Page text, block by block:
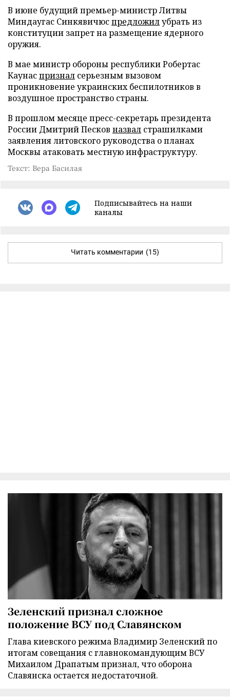
В июне будущий премьер-министр Литвы
Миндаугас Синкявичюспредложилубрать из
конституции запрет на размещение ядерного
оружия.
В мае министр обороны республики Робертас
Каунаспризнал серьезным вызовом
проникновение украинских беспилотников в
воздушное пространство страны.
В прошлом месяце пресс-секретарь президента
России Дмитрий Песков назвал страшилками
заявления литовского руководства о планах
Москвы атаковать местную инфраструктуру.
Текст: Вера Басилая
Подписывайтесь на наши
каналы
Читать комментарии (15)
Зеленский признал сложное
положение ВСУ под Славянском
Глава киевского режима Владимир Зеленский по
итогам совещания с главнокомандующим ВСУ
Михаилом Драпатым признал, что оборона
Славянска остается недостаточной.